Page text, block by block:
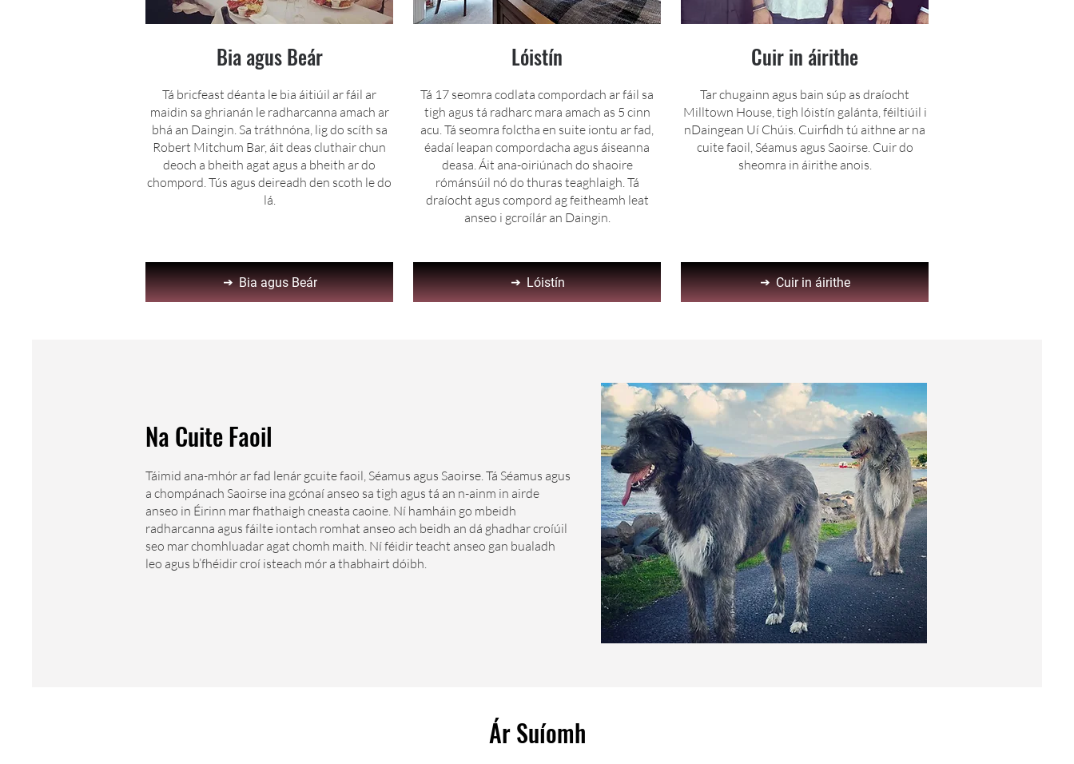
Bia agus Beár
Tá bricfeast déanta le bia áitiúil ar fáil ar
maidin sa ghrianán le radharcanna amach ar
bhá an Daingin. Sa tráthnóna, lig do scíth sa
Robert Mitchum Bar, áit deas cluthair chun
deoch a bheith agat agus a bheith ar do
chompord. Tús agus deireadh den scoth le do
lá.
Lóistín
Tá 17 seomra codlata compordach ar fáil sa
tigh agus tá radharc mara amach as 5 cinn
acu. Tá seomra folctha en suite iontu ar fad,
éadaí leapan compordacha agus áiseanna
deasa. Áit ana-oiriúnach do shaoire
rómánsúil nó do thuras teaghlaigh. Tá
draíocht agus compord ag feitheamh leat
anseo i gcroílár an Daingin.
Cuir in áirithe
Tar chugainn agus bain súp as draíocht
Milltown House, tigh lóistín galánta, féiltiúil i
nDaingean Uí Chúis. Cuirfidh tú aithne ar na
cuite faoil, Séamus agus Saoirse. Cuir do
sheomra in áirithe anois.
Bia agus Beár Lóistín Cuir in áirithe
Na Cuite Faoil
Táimid ana-mhór ar fad lenár gcuite faoil, Séamus agus Saoirse. Tá Séamus agus
a chompánach Saoirse ina gcónaí anseo sa tigh agus tá an n-ainm in airde
anseo in Éirinn mar fhathaigh cneasta caoine. Ní hamháin go mbeidh
radharcanna agus fáilte iontach romhat anseo ach beidh an dá ghadhar croíúil
seo mar chomhluadar agat chomh maith. Ní féidir teacht anseo gan bualadh
leo agus b’fhéidir croí isteach mór a thabhairt dóibh.
Ár Suíomh